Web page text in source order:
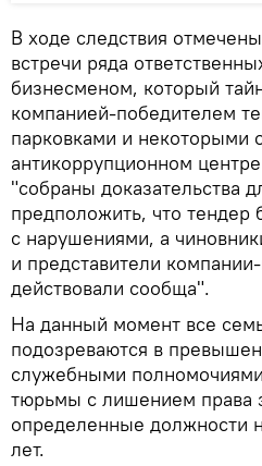
В ходе следствия
встречи ряда
бизнесменом, который
компанией-победителем
парковками и
антикоррупционном
"собраны доказательства
предположить, что тендер
с нарушениями, а
и представители
действовали сообща".
На данный момент все
подозреваются в
служебными
тюрьмы с лишением права
определенные должности
лет.